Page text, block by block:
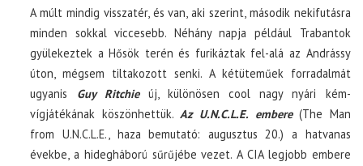
A múlt mindig visszatér, és van, aki szerint, második nekifutásra
minden sokkal viccesebb. Néhány napja például Trabantok
gyülekeztek a Hősök terén és furikáztak fel-alá az Andrássy
úton, mégsem tiltakozott senki. A kétüteműek forradalmát
ugyanis Guy Ritchieúj, különösen cool nagy nyári kém-
vígjátékának köszönhettük.Az U.N.C.L.E. embere(The Man
from U.N.C.L.E., haza bemutató: augusztus 20.) a hatvanas
évekbe, a hidegháború sűrűjébe vezet. A CIA legjobb embere